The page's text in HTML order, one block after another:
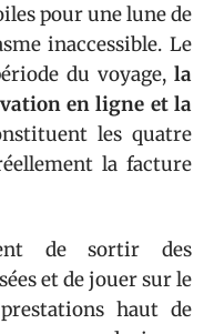
pour une lune de
inaccessible. Le
du voyage, la
en ligne et la
les quatre
la facture
de sortir des
et de jouer sur le
haut de